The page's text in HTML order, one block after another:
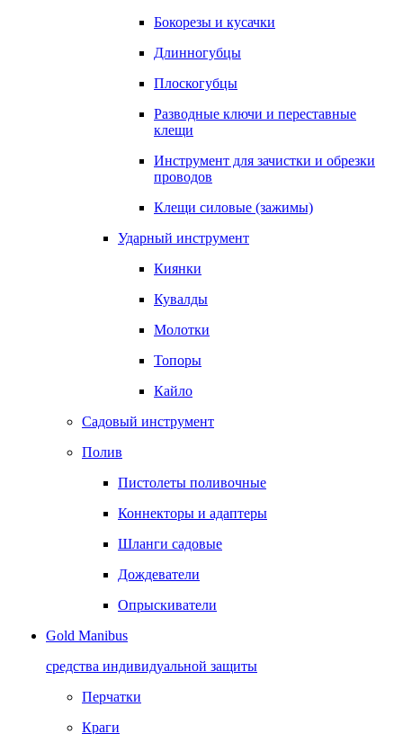
Бокорезы и кусачки
Длинногубцы
Плоскогубцы
Разводные ключи и переставные
клещи
Инструмент для зачистки и обрезки
проводов
Клещи силовые (зажимы)
Ударный инструмент
Киянки
Кувалды
Молотки
Топоры
Кайло
Садовый инструмент
Полив
Пистолеты поливочные
Коннекторы и адаптеры
Шланги садовые
Дождеватели
Опрыскиватели
Gold Manibus
средства индивидуальной защиты
Перчатки
Краги